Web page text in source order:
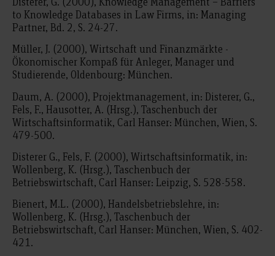
to Knowledge Databases in Law Firms, in: Managing
Partner, Bd. 2, S. 24-27.
Müller, J. (2000), Wirtschaft und Finanzmärkte -
Ökonomischer Kompaß für Anleger, Manager und
Studierende, Oldenbourg: München.
Daum, A. (2000), Projektmanagement, in: Disterer, G.,
Fels, F., Hausotter, A. (Hrsg.), Taschenbuch der
Wirtschaftsinformatik, Carl Hanser: München, Wien, S.
479-500.
Disterer G., Fels, F. (2000), Wirtschaftsinformatik, in:
Wollenberg, K. (Hrsg.), Taschenbuch der
Betriebswirtschaft, Carl Hanser: Leipzig, S. 528-558.
Bienert, M.L. (2000), Handelsbetriebslehre, in:
Wollenberg, K. (Hrsg.), Taschenbuch der
Betriebswirtschaft, Carl Hanser: München, Wien, S. 402-
421.